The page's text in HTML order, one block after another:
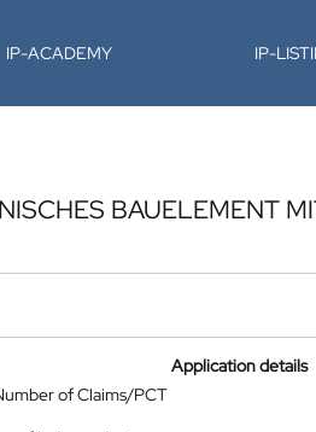
IP-ACADEMY IP-
BAUELEMENT
Application details
of Claims/PCT